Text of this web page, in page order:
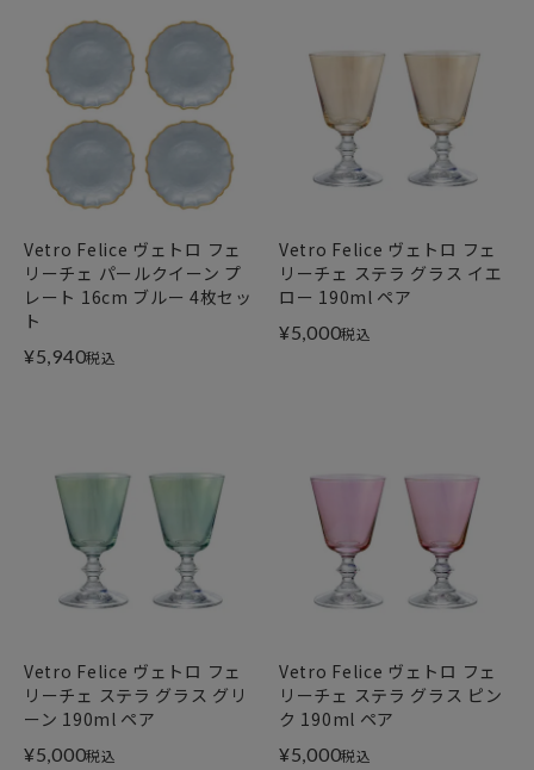
Vetro Felice ヴェトロ フェ
リーチェ パールクイーン プ
レート 16cm ブルー 4枚セッ
ト
¥5,940税込
Vetro Felice ヴェトロ フェ
リーチェ ステラ グラス イエ
ロー 190ml ペア
¥5,000税込
Vetro Felice ヴェトロ フェ
リーチェ ステラ グラス グリ
ーン 190ml ペア
¥5,000税込
Vetro Felice ヴェトロ フェ
リーチェ ステラ グラス ピン
ク 190ml ペア
¥5,000税込